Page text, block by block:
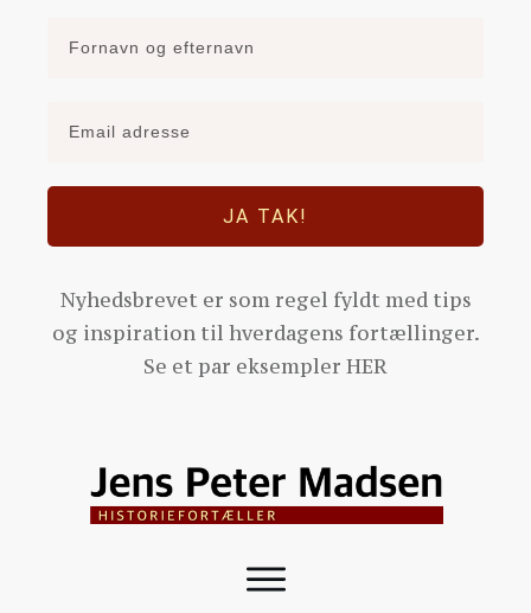
JA TAK!
Nyhedsbrevet er som regel fyldt med tips
og inspiration til hverdagens fortællinger.
Se et par eksempler HER